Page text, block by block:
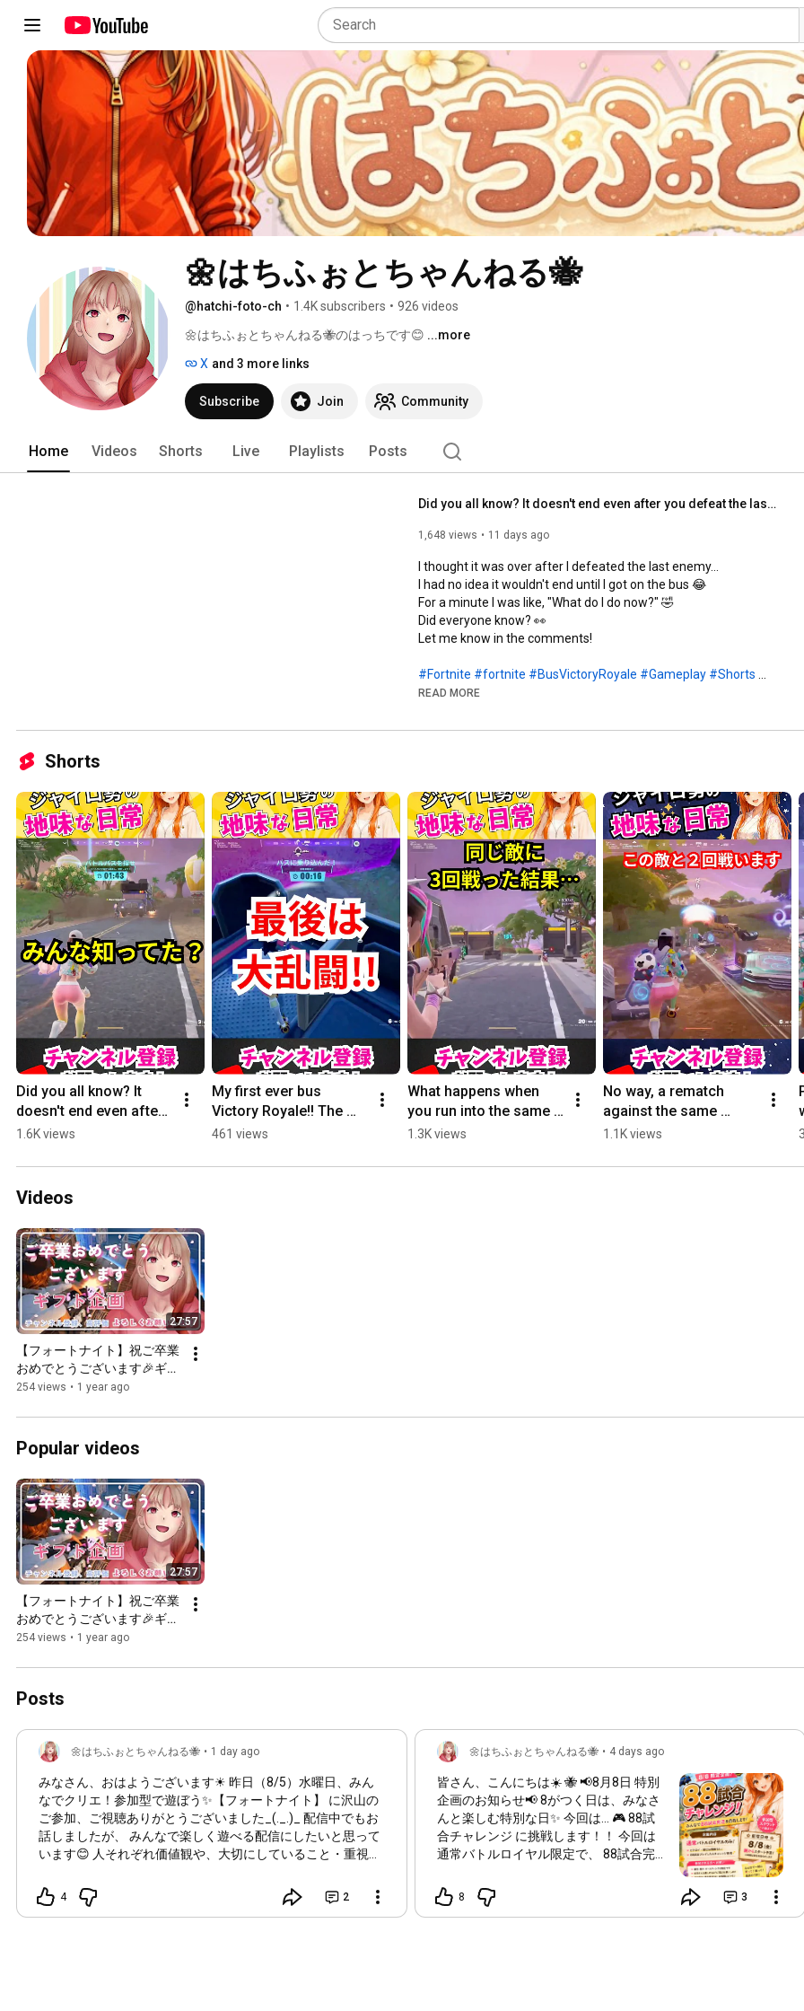
🌼はちふぉとちゃんねる🐝
@hatchi-foto-ch • 1.4K subscribers • 926 videos
🌼はちふぉとちゃんねる🐝のはっちです😊 ...more
X and 3 more links
Subscribe Join Community
Home Videos Shorts Live Playlists Posts
Did you all know? It doesn't end even after you defeat the last enemy!?😂#Fortnite
1,648 views 11 days ago
I thought it was over after I defeated the last enemy...
I had no idea it wouldn't end until I got on the bus 😂
For a minute I was like, "What do I do now?" 🤣
Did everyone know? 👀
Let me know in the comments!
#Fortnite #fortnite #BusVictoryRoyale #Gameplay #Shorts
#GyroPlayers
READ MORE
Shorts
Did you all know? It
doesn't end even after
you defeat the last
1.6K views
My first ever bus
Victory Royale!! The
ending was such a
#Fortnite
461 views
What happens when
you run into the same
enemy 3 times…
1.3K views
No way, a rematch
against the same
enemy... Revenge
1.1K views
Videos
27:57
【フォートナイト】祝ご卒業
おめでとうございます🎉ギフ
ト🎁企画【#フォートナイト
業】
254 views • 1 year ago
Popular videos
27:57
【フォートナイト】祝ご卒業
おめでとうございます🎉ギフ
ト🎁企画【#フォートナイト
業】
254 views • 1 year ago
Posts
🌼はちふぉとちゃんねる🐝 • 1 day ago
みなさん、おはようございます☀ 昨日（8/5）水曜日、みん
なでクリエ！参加型で遊ぼう✨️【フォートナイト】 に沢山の
ご参加、ご視聴ありがとうございました_(._.)_ 配信中でもお
話しましたが、 みんなで楽しく遊べる配信にしたいと思って
います😊 人それぞれ価値観や、大切にしていること・重視し
く、「挑戦すること」をとても大切にしています。 上手くい
かないことや、何度も負けることがあっても、「挑戦した自
4 2
🌼はちふぉとちゃんねる🐝 • 4 days ago
皆さん、こんにちは☀️ 🐝 📢8月8日 特別
企画のお知らせ📢 8がつく日は、みなさ
んと楽しむ特別な日✨ 今回は… 🎮 88試
合チャレンジ に挑戦します！！ 今回は
通常バトルロイヤル限定で、 88試合完
は関係ありません！ 最後まで諦めず、
みなさんと一緒に最高の1日にしたいと
8 3